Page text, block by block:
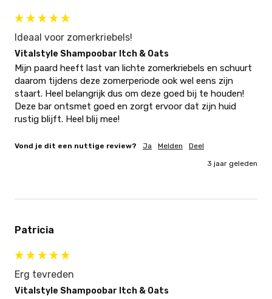
Ideaal voor zomerkriebels!
Vitalstyle Shampoobar Itch & Oats
Mijn paard heeft last van lichte zomerkriebels en schuurt
daarom tijdens deze zomerperiode ook wel eens zijn
staart. Heel belangrijk dus om deze goed bij te houden!
Deze bar ontsmet goed en zorgt ervoor dat zijn huid
rustig blijft. Heel blij mee!
Vond je dit een nuttige review? Ja Melden Deel
3 jaar geleden
Patricia
Erg tevreden
Vitalstyle Shampoobar Itch & Oats